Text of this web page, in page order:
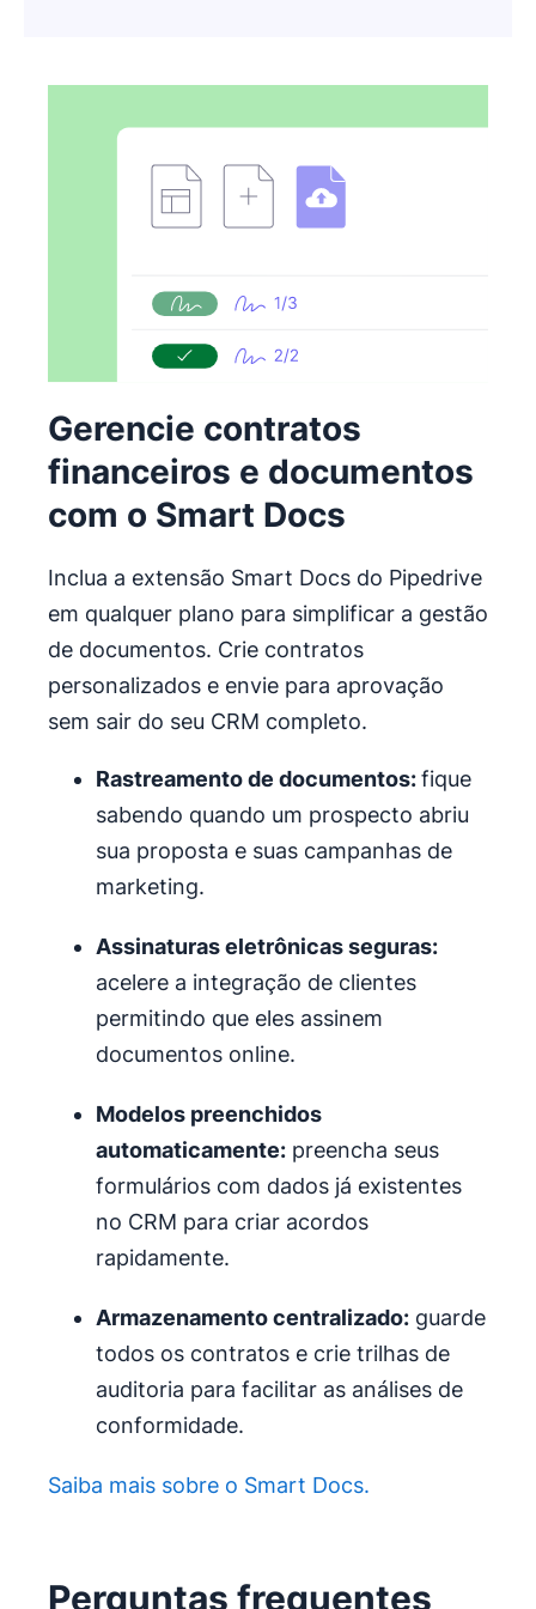
Gerencie contratos
financeiros e documentos
com o Smart Docs
Inclua a extensão Smart Docs do Pipedrive
em qualquer plano para simplificar a gestão
de documentos. Crie contratos
personalizados e envie para aprovação
sem sair do seu CRM completo.
Rastreamento de documentos:fique
sabendo quando um prospecto abriu
sua proposta e suas campanhas de
marketing.
Assinaturas eletrônicas seguras:
acelere a integração de clientes
permitindo que eles assinem
documentos online.
Modelos preenchidos
automaticamente: preencha seus
formulários com dados já existentes
no CRM para criar acordos
rapidamente.
Armazenamento centralizado: guarde
todos os contratos e crie trilhas de
auditoria para facilitar as análises de
conformidade.
Saiba mais sobre o Smart Docs.
Perguntas frequentes